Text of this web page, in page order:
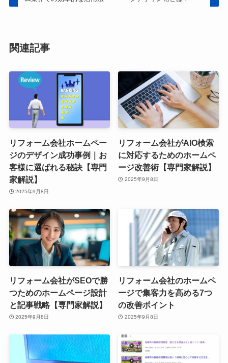
関連記事
リフォーム会社ホームペー
ジのデザイン成功事例｜お
客様に選ばれる秘訣【専門
家解説】
2025年9月8日
リフォーム会社がAIO検索
に対応するためのホームペ
ージ改善術【専門家解説】
2025年9月8日
リフォーム会社がSEOで勝
つためのホームページ設計
と記事戦略【専門家解説】
2025年9月8日
リフォーム会社のホームペ
ージで集客力を高める7つ
の改善ポイント
2025年9月8日